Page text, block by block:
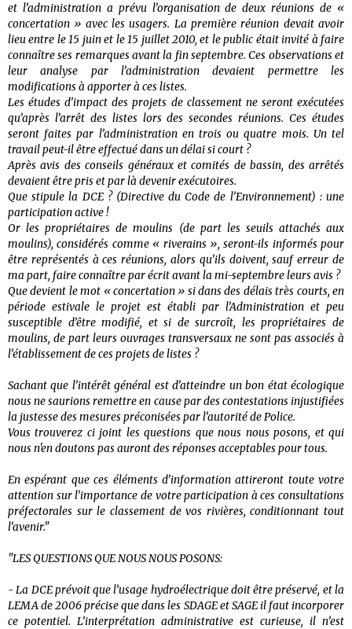
et l’administration a prévu l’organisation de deux réunions de «
concertation » avec les usagers. La première réunion devait avoir
lieu entre le 15 juin et le 15 juillet 2010, et le public était invité à faire
connaître ses remarques avant la fin septembre. Ces observations et
leur analyse par l’administration devaient permettre les
modifications à apporter à ces listes.
Les études d’impact des projets de classement ne seront exécutées
qu’après l’arrêt des listes lors des secondes réunions. Ces études
seront faites par l’administration en trois ou quatre mois. Un tel
travail peut-il être effectué dans un délai si court ?
Après avis des conseils généraux et comités de bassin, des arrêtés
devaient être pris et par là devenir exécutoires.
Que stipule la DCE ? (Directive du Code de l’Environnement) : une
participation active !
Or les propriétaires de moulins (de part les seuils attachés aux
moulins), considérés comme « riverains », seront-ils informés pour
être représentés à ces réunions, alors qu’ils doivent, sauf erreur de
ma part, faire connaître par écrit avant la mi-septembre leurs avis ?
Que devient le mot « concertation » si dans des délais très courts, en
période estivale le projet est établi par l’Administration et peu
susceptible d’être modifié, et si de surcroît, les propriétaires de
moulins, de part leurs ouvrages transversaux ne sont pas associés à
l’établissement de ces projets de listes ?
Sachant que l’intérêt général est d’atteindre un bon état écologique
nous ne saurions remettre en cause par des contestations injustifiées
la justesse des mesures préconisées par l’autorité de Police.
Vous trouverez ci joint les questions que nous nous posons, et qui
nous n'en doutons pas auront des réponses acceptables pour tous.
En espérant que ces éléments d’information attireront toute votre
attention sur l’importance de votre participation à ces consultations
préfectorales sur le classement de vos rivières, conditionnant tout
l’avenir."
"LES QUESTIONS QUE NOUS NOUS POSONS:
- La DCE prévoit que l’usage hydroélectrique doit être préservé, et la
LEMA de 2006 précise que dans les SDAGE et SAGE il faut incorporer
ce potentiel. L’interprétation administrative est curieuse, il n’est